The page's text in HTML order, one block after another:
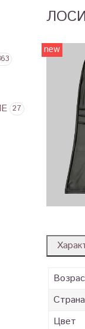
new
Страна
Цвет
27